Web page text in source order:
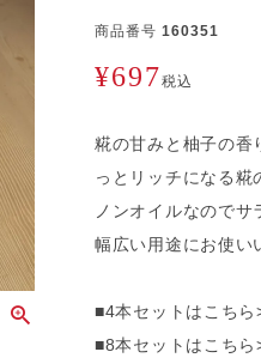
商品番号 160351
¥697税込
糀の甘みと柚子の香
っとリッチになる糀
ノンオイルなので
幅広い用途にお使い
■4本セットはこちら
■8本セットはこちら